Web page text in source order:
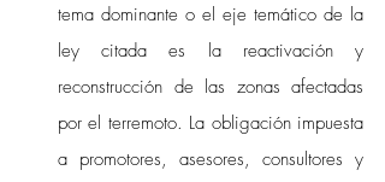
tema dominante o el eje temático de la
ley citada es la reactivación y
reconstrucción de las zonas afectadas
por el terremoto. La obligación impuesta
a promotores, asesores, consultores y